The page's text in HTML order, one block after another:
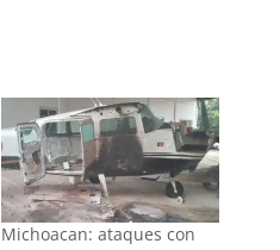
Michoacan: ataques con